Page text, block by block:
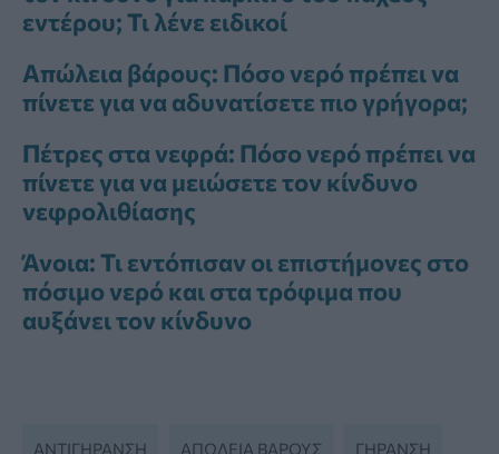
εντέρου; Τι λένε ειδικοί
Απώλεια βάρους: Πόσο νερό πρέπει να
πίνετε για να αδυνατίσετε πιο γρήγορα;
Πέτρες στα νεφρά: Πόσο νερό πρέπει να
πίνετε για να μειώσετε τον κίνδυνο
νεφρολιθίασης
Άνοια: Τι εντόπισαν οι επιστήμονες στο
πόσιμο νερό και στα τρόφιμα που
αυξάνει τον κίνδυνο
ΑΝΤΙΓΉΡΑΝΣΗ ΑΠΏΛΕΙΑ ΒΆΡΟΥΣ ΓΉΡΑΝΣΗ